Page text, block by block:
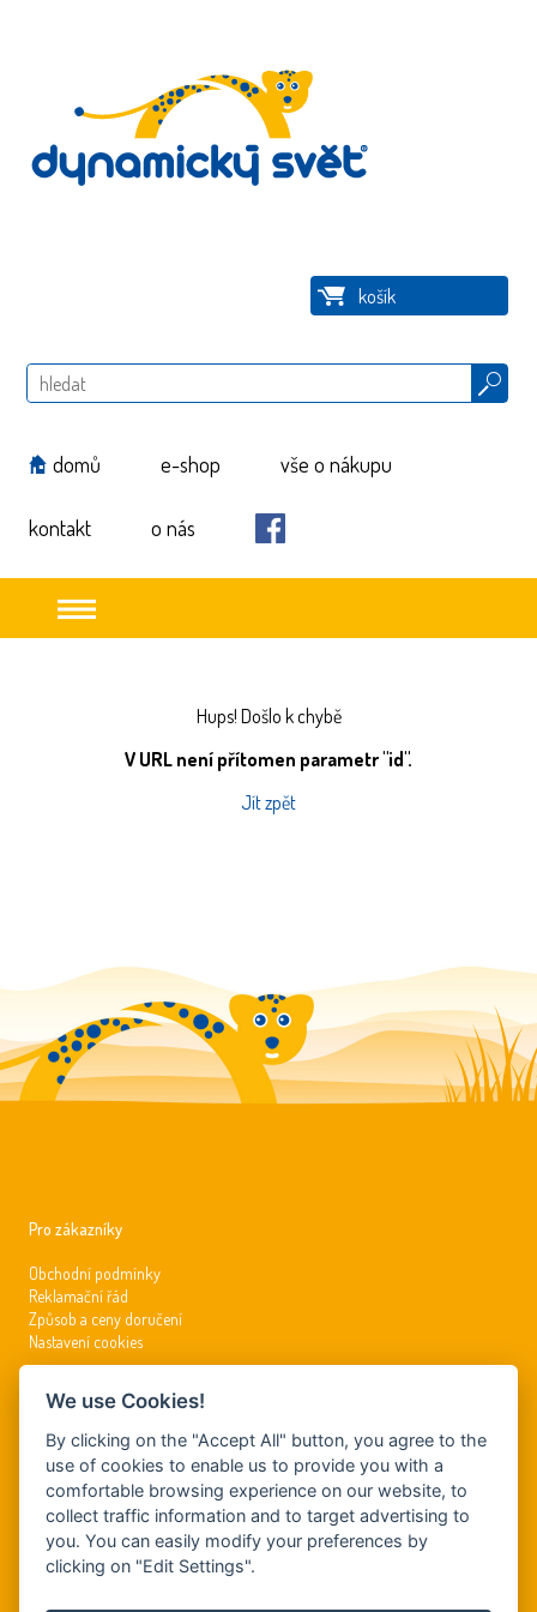
košík
domů e-shop vše o nákupu
kontakt
o nás
Hups! Došlo k chybě
V URL není přítomen parametr "id".
Jít zpět
Pro zákazníky
Obchodní podmínky
Reklamační řád
Způsob a ceny doručení
Nastavení cookies
Kontakty
info@dynamickysvet.cz
Tel.: +420 381 210 197
GSM: +420 799 509 726
DYNAMIS, s.r.o.
We use Cookies!
By clicking on the "Accept All" button, you agree to the
use of cookies to enable us to provide you with a
comfortable browsing experience on our website, to
collect traffic information and to target advertising to
you. You can easily modify your preferences by
clicking on "Edit Settings".